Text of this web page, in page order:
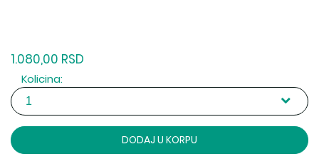
1.080,00 RSD
Kolicina:
DODAJ U KORPU